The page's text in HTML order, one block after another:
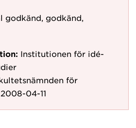
godkänd, godkänd,
Institutionen för idé-
för
04-11